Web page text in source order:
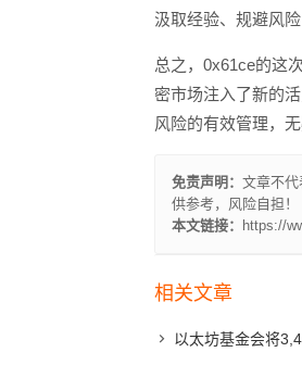
汲取经验、规避风
总之，0x61ce的这
密市场注入了新的
风险的有效管理，
免责声明： 文章不
供参考，风险自担！
本文链接：
https://
相关文章
以太坊基金会将